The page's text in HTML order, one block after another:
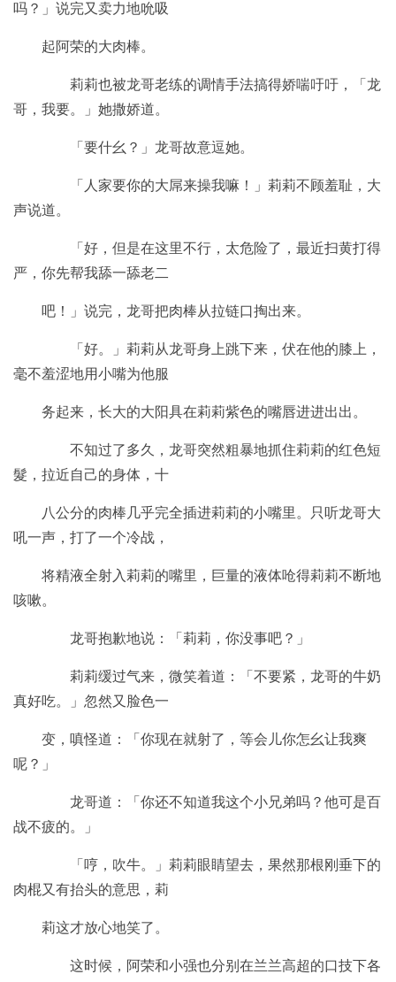
吗？」说完又卖力地吮吸
起阿荣的大肉棒。
莉莉也被龙哥老练的调情手法搞得娇喘吁吁，「龙
哥，我要。」她撒娇道。
「要什幺？」龙哥故意逗她。
「人家要你的大屌来操我嘛！」莉莉不顾羞耻，大
声说道。
「好，但是在这里不行，太危险了，最近扫黄打得
严，你先帮我舔一舔老二
吧！」说完，龙哥把肉棒从拉链口掏出来。
「好。」莉莉从龙哥身上跳下来，伏在他的膝上，
毫不羞涩地用小嘴为他服
务起来，长大的大阳具在莉莉紫色的嘴唇进进出出。
不知过了多久，龙哥突然粗暴地抓住莉莉的红色短
髮，拉近自己的身体，十
八公分的肉棒几乎完全插进莉莉的小嘴里。只听龙哥大
吼一声，打了一个冷战，
将精液全射入莉莉的嘴里，巨量的液体呛得莉莉不断地
咳嗽。
龙哥抱歉地说：「莉莉，你没事吧？」
莉莉缓过气来，微笑着道：「不要紧，龙哥的牛奶
真好吃。」忽然又脸色一
变，嗔怪道：「你现在就射了，等会儿你怎幺让我爽
呢？」
龙哥道：「你还不知道我这个小兄弟吗？他可是百
战不疲的。」
「哼，吹牛。」莉莉眼睛望去，果然那根刚垂下的
肉棍又有抬头的意思，莉
莉这才放心地笑了。
这时候，阿荣和小强也分别在兰兰高超的口技下各